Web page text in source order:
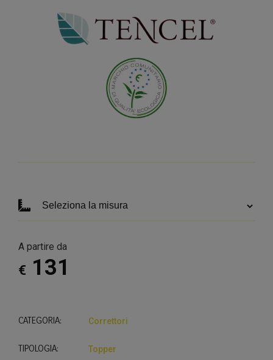
A partire da
€ 131
CATEGORIA: Correttori
TIPOLOGIA: Topper